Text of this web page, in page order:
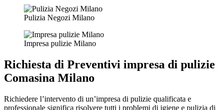
Pulizia Negozi Milano
Impresa pulizie Milano
Richiesta di Preventivi impresa di pulizie
Comasina Milano
Richiedere l’intervento di un’impresa di pulizie qualificata e
professionale significa risolvere tutti i problemi di igiene e pulizia di